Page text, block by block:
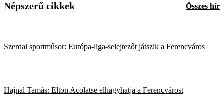
Népszerű cikkek Összes hír
Szerdai sportműsor: Európa-liga-selejtezőt játszik a Ferencváros
Hajnal Tamás: Elton Acolatse elhagyhatja a Ferencvárost